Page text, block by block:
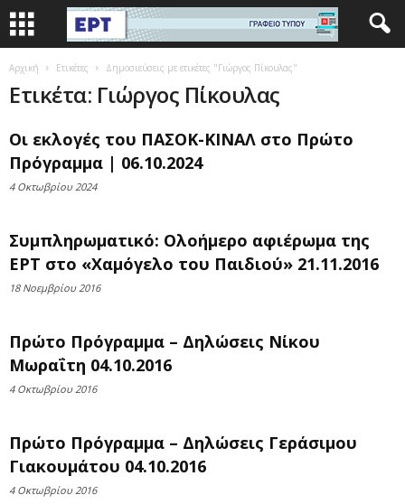
Αρχική Ετικέτες Δημοσιεύσεις με ετικέτες "Γιώργος Πίκουλας"
Ετικέτα: Γιώργος Πίκουλας
Οι εκλογές του ΠΑΣΟΚ-ΚΙΝΑΛ στο Πρώτο
Πρόγραμμα | 06.10.2024
4 Οκτωβρίου 2024
Συμπληρωματικό: Ολοήμερο αφιέρωμα της
ΕΡΤ στο «Χαμόγελο του Παιδιού» 21.11.2016
18 Νοεμβρίου 2016
Πρώτο Πρόγραμμα – Δηλώσεις Νίκου
Μωραΐτη 04.10.2016
4 Οκτωβρίου 2016
Πρώτο Πρόγραμμα – Δηλώσεις Γεράσιμου
Γιακουμάτου 04.10.2016
4 Οκτωβρίου 2016